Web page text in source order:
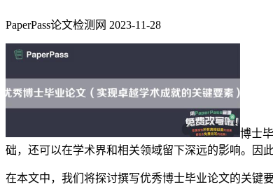
PaperPass论文检测网 2023-11-28
博士
础，还可以在学术界和相关领域留下深远的影响。因
在本文中，我们将探讨撰写优秀博士毕业论文的关键